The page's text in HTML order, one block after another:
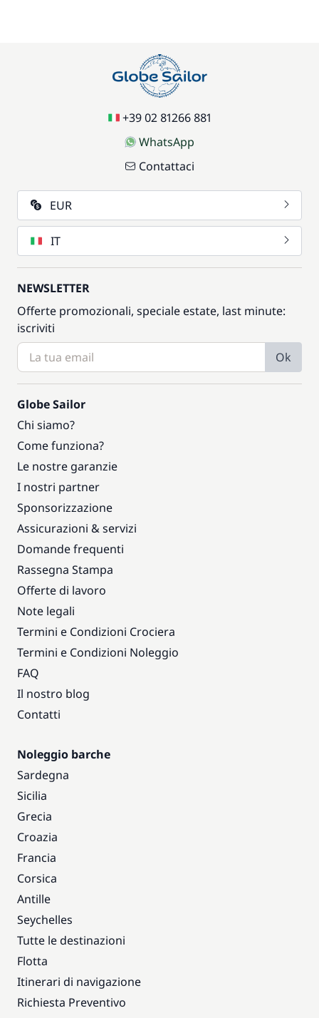
+39 02 81266 881
WhatsApp
Contattaci
EUR
IT
NEWSLETTER
Offerte promozionali, speciale estate, last minute:
iscriviti
Ok
Globe Sailor
Chi siamo?
Come funziona?
Le nostre garanzie
I nostri partner
Sponsorizzazione
Assicurazioni & servizi
Domande frequenti
Rassegna Stampa
Offerte di lavoro
Note legali
Termini e Condizioni Crociera
Termini e Condizioni Noleggio
FAQ
Il nostro blog
Contatti
Noleggio barche
Sardegna
Sicilia
Grecia
Croazia
Francia
Corsica
Antille
Seychelles
Tutte le destinazioni
Flotta
Itinerari di navigazione
Richiesta Preventivo